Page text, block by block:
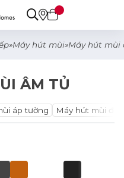
»Máy hút mùi»Máy hút mùi
ÂM TỦ
áp tường Máy hút mùi